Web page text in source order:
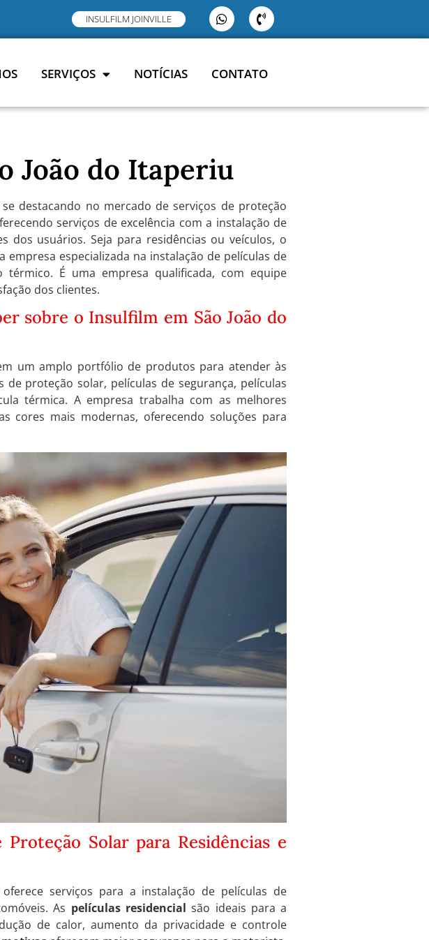
INSULFILM JOINVILLE
SERVIÇOS NOTÍCIAS CONTATO
João do Itaperiu
destacando no mercado de serviços de proteção
serviços de excelência com a instalação de
dos usuários. Seja para residências ou veículos, o
empresa especializada na instalação de películas de
É uma empresa qualificada, com equipe
dos clientes.
sobre o Insulfilm em São João do
um amplo portfólio de produtos para atender às
de proteção solar, películas de segurança, películas
térmica. A empresa trabalha com as melhores
cores mais modernas, oferecendo soluções para
Solar para Residências e
serviços para a instalação de películas de
As películas residencial são ideais para a
de calor, aumento da privacidade e controle